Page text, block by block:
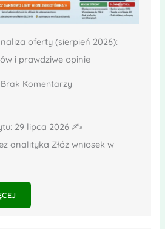
oferty (sierpień 2026):
i prawdziwe opinie
Brak Komentarzy
29 lipca 2026 ✍️
analityka Złóż wniosek w